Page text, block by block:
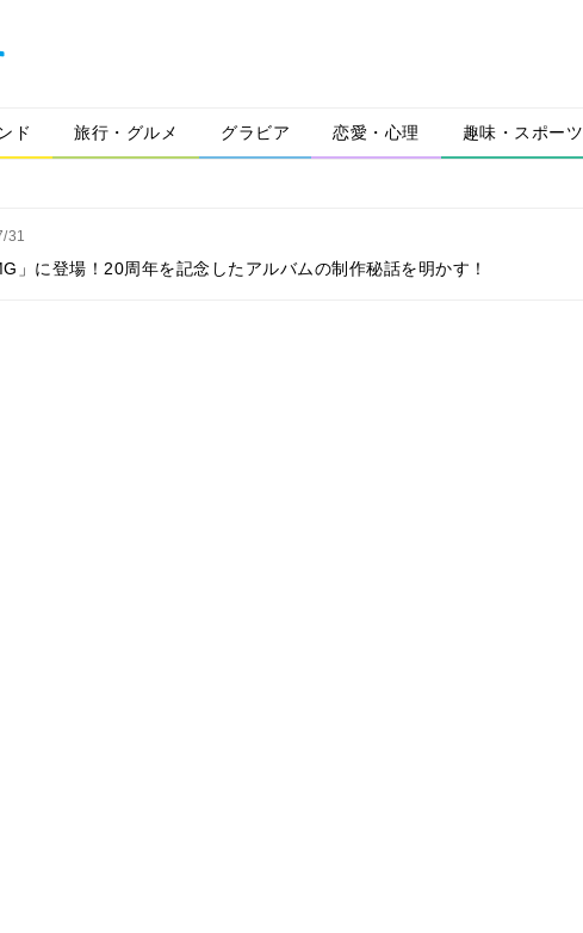
ド 旅行・グルメ グラビア 恋愛・心理 趣味・スポーツ
31
」に登場！20周年を記念したアルバムの制作秘話を明かす！